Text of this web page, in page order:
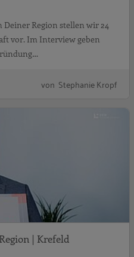
Region stellen wir 24
vor. Im Interview geben
von Stephanie Kropf
| Krefeld